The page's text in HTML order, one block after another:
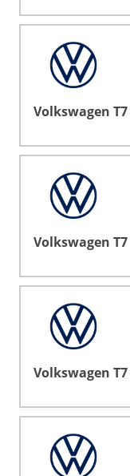
Volkswagen
Volkswagen
Volkswagen